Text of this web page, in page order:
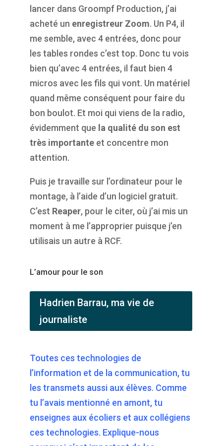
lancer dans Groompf Production, j’ai
acheté un enregistreur Zoom. Un P4, il
me semble, avec 4 entrées, donc pour
les tables rondes c’est top. Donc tu vois
bien qu’avec 4 entrées, il faut bien 4
micros avec les fils qui vont. Un matériel
quand même conséquent pour faire du
bon boulot. Et moi qui viens de la radio,
évidemment que la qualité du son est
très importanteet concentre mon
attention.
Puis je travaille sur l’ordinateur pour le
montage, à l’aide d’un logiciel gratuit.
C’est Reaper, pour le citer, où j’ai mis un
moment à me l’approprier puisque j’en
utilisais un autre à RCF.
L’amour pour le son
Hadrien Barrau, ma vie de
journaliste
Toutes ces technologies de
l’information et de la communication, tu
les transmets aussi aux élèves. Comme
tu l’avais mentionné en amont, tu
enseignes aux écoliers et aux collégiens
ces technologies. Explique-nous